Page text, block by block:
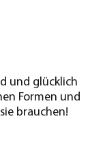
und glücklich
Formen und
brauchen!